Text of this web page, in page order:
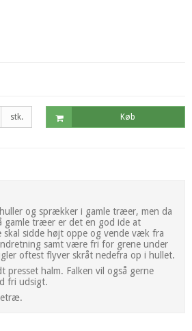
stk. Køb
og sprækker i gamle træer, men da
gamle træer er det en god ide at
skal sidde højt oppe og vende væk fra
samt være fri for grene under
oftest flyver skråt nedefra op i hullet.
presset halm. Falken vil også gerne
fri udsigt.